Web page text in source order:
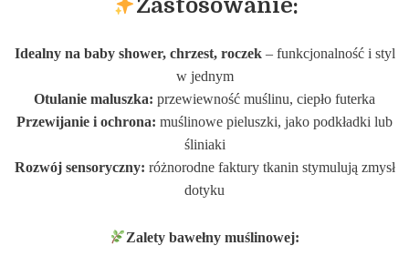
Zastosowanie:
Idealny na baby shower, chrzest, roczek– funkcjonalność i styl
w jednym
Otulanie maluszka: przewiewność muślinu, ciepło futerka
Przewijanie i ochrona: muślinowe pieluszki, jako podkładki lub
śliniaki
Rozwój sensoryczny: różnorodne faktury tkanin stymulują zmysł
dotyku
Zalety bawełny muślinowej: